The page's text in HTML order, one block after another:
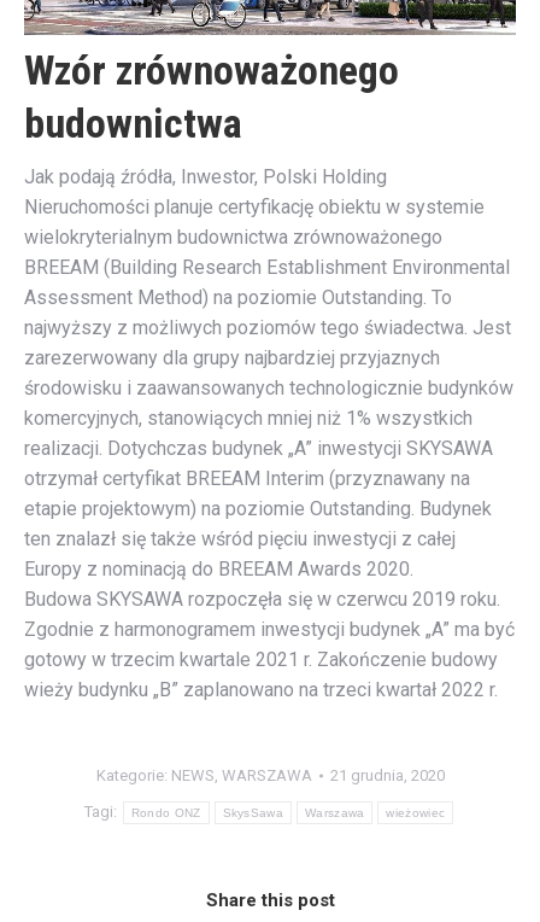
Wzór zrównoważonego
budownictwa
Jak podają źródła, Inwestor, Polski Holding
Nieruchomości planuje certyfikację obiektu w systemie
wielokryterialnym budownictwa zrównoważonego
BREEAM (Building Research Establishment Environmental
Assessment Method) na poziomie Outstanding. To
najwyższy z możliwych poziomów tego świadectwa. Jest
zarezerwowany dla grupy najbardziej przyjaznych
środowisku i zaawansowanych technologicznie budynków
komercyjnych, stanowiących mniej niż 1% wszystkich
realizacji. Dotychczas budynek „A” inwestycji SKYSAWA
otrzymał certyfikat BREEAM Interim (przyznawany na
etapie projektowym) na poziomie Outstanding. Budynek
ten znalazł się także wśród pięciu inwestycji z całej
Europy z nominacją do BREEAM Awards 2020.
Budowa SKYSAWA rozpoczęła się w czerwcu 2019 roku.
Zgodnie z harmonogramem inwestycji budynek „A” ma być
gotowy w trzecim kwartale 2021 r. Zakończenie budowy
wieży budynku „B” zaplanowano na trzeci kwartał 2022 r.
Kategorie: NEWS WARSZAWA 21 grudnia, 2020
Tagi: Rondo ONZ SkysSawa Warszawa wieżowiec
Share this post